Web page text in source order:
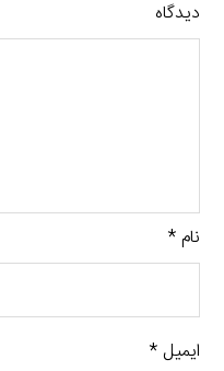
دیدگاه
نام*
ایمیل*